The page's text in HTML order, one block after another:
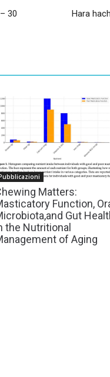
30
Hara
Matters:
Function,
Gut
the Nutritional
of Aging